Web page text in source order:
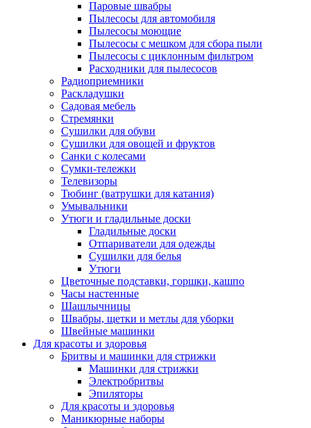
Паровые швабры
Пылесосы для автомобиля
Пылесосы моющие
Пылесосы с мешком для сбора пыли
Пылесосы с циклонным фильтром
Расходники для пылесосов
Радиоприемники
Раскладушки
Садовая мебель
Стремянки
Сушилки для обуви
Сушилки для овощей и фруктов
Санки с колесами
Сумки-тележки
Телевизоры
Тюбинг (ватрушки для катания)
Умывальники
Утюги и гладильные доски
Гладильные доски
Отпариватели для одежды
Сушилки для белья
Утюги
Цветочные подставки, горшки, кашпо
Часы настенные
Шашлычницы
Швабры, щетки и метлы для уборки
Швейные машинки
Для красоты и здоровья
Бритвы и машинки для стрижки
Машинки для стрижки
Электробритвы
Эпиляторы
Для красоты и здоровья
Маникюрные наборы